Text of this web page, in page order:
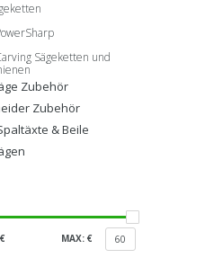
Sägeketten und
Zubehör
Zubehör
& Beile
MAX: € 60